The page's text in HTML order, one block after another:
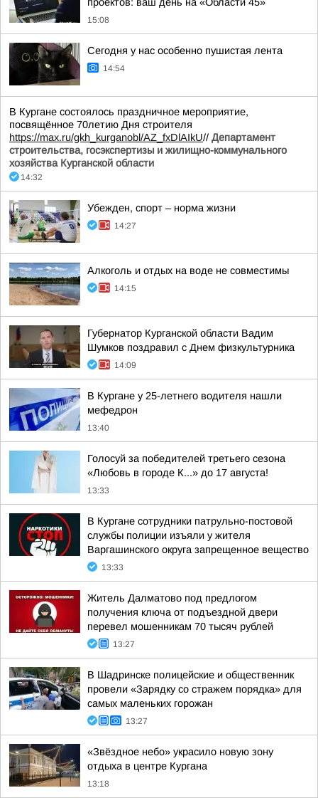
15:08
Сегодня у нас особенно пушистая лента
14:54
В Кургане состоялось праздничное мероприятие,
посвящённое 70летию Дня строителя
https://max.ru/gkh_kurganobl/AZ_fxDlAIkU// Департамент
строительства, госэкспертизы и жилищно-коммунального
хозяйства Курганской области
14:32
Убежден, спорт – норма жизни
14:27
Алкоголь и отдых на воде не совместимы
14:15
Губернатор Курганской области Вадим
Шумков поздравил с Днем физкультурника
14:09
В Кургане у 25-летнего водителя нашли
мефедрон
13:40
Голосуй за победителей третьего сезона
«Любовь в городе К...» до 17 августа!
13:33
В Кургане сотрудники патрульно-постовой
службы полиции изъяли у жителя
Варгашинского округа запрещенное вещество
13:33
Житель Далматово под предлогом
получения ключа от подъездной двери
перевел мошенникам 70 тысяч рублей
13:27
В Шадринске полицейские и общественник
провели «Зарядку со стражем порядка» для
самых маленьких горожан
13:27
«Звёздное небо» украсило новую зону
отдыха в центре Кургана
13:18